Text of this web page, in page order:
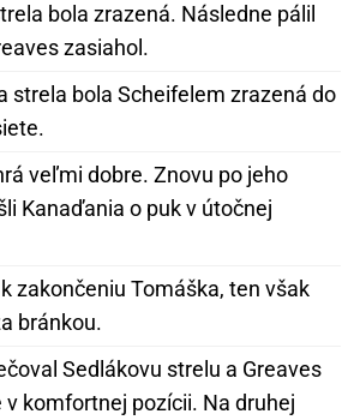
bola zrazená. Následne pálil
zasiahol.
strela bola Scheifelem zrazená do
veľmi dobre. Znovu po jeho
Kanaďania o puk v útočnej
zakončeniu Tomáška, ten však
bránkou.
Sedlákovu strelu a Greaves
v komfortnej pozícii. Na druhej